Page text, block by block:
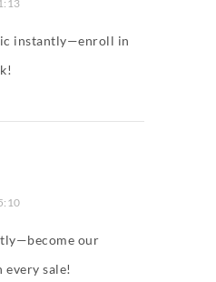
instantly—enroll in
our
sale!